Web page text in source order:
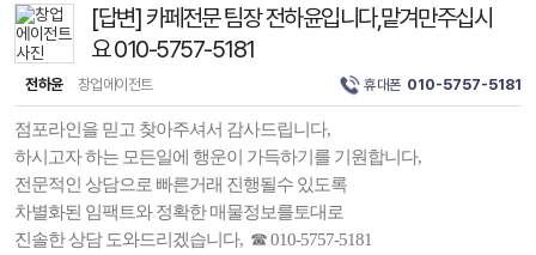
[답변] 카페전문 팀장 전하윤입니다,맡겨만주십시
요 010-5757-5181
전하윤 창업에이전트 휴대폰 010-5757-5181
점포라인을 믿고 찾아주셔서 감사드립니다,
하시고자 하는 모든일에 행운이 가득하기를 기원합니다,
전문적인 상담으로 빠른거래 진행될수 있도록
차별화된 임팩트와 정확한 매물정보를토대로
진솔한 상담 도와드리겠습니다, ☎ 010-5757-5181